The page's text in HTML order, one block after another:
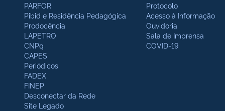
PARFOR
Pibid e Residência Pedagógica
Prodocência
LAPETRO
CNPq
CAPES
Periódicos
FADEX
FINEP
Desconectar da Rede
Site Legado
Protocolo
Acesso à Informação
Ouvidoria
Sala de Imprensa
COVID-19